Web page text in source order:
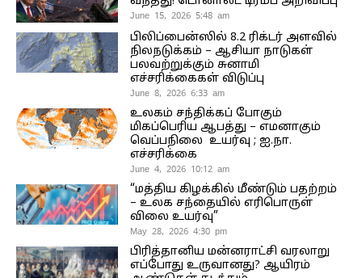
June 15, 2026 5:48 am
பிலிப்பைன்ஸில் 8.2 ரிக்டர் அளவில்
நிலநடுக்கம் – ஆசியா நாடுகள்
பலவற்றுக்கும் சுனாமி
எச்சரிக்கைகள் விடுப்பு
June 8, 2026 6:33 am
உலகம் சந்திக்கப் போகும்
மிகப்பெரிய ஆபத்து – எமனாகும்
வெப்பநிலை உயர்வு ; ஐ.நா.
எச்சரிக்கை
June 4, 2026 10:12 am
“மத்திய கிழக்கில் மீண்டும் பதற்றம்
– உலக சந்தையில் எரிபொருள்
விலை உயர்வு”
May 28, 2026 4:30 pm
பிரித்தானிய மன்னராட்சி வரலாறு
எப்போது உருவானது? ஆயிரம்